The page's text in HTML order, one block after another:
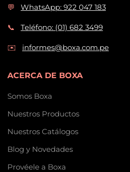
💬 WhatsApp: 922 047 183
📞 Teléfono: (01) 682 3499
✉️ informes@boxa.com.pe
ACERCA DE BOXA
Somos Boxa
Nuestros Productos
Nuestros Catálogos
Blog y Novedades
Provéele a Boxa